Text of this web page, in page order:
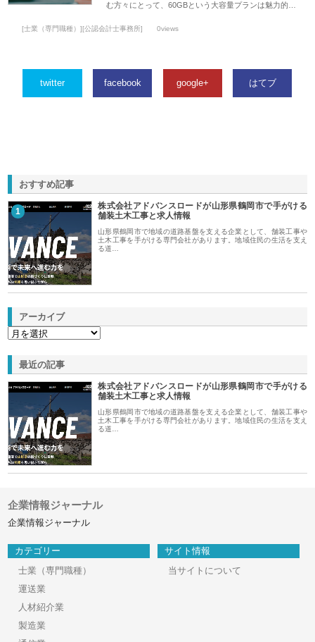
む方々にとって、60GBという大容量プランは魅力的…
[士業（専門職種）][公認会計士事務所] 0views
twitter facebook google+ はてブ
おすすめ記事
1
株式会社アドバンスロードが山形県鶴岡市で手がける
舗装土木工事と求人情報
山形県鶴岡市で地域の道路基盤を支える企業として、舗装工事や
土木工事を手がける専門会社があります。地域住民の生活を支え
る道…
アーカイブ
最近の記事
株式会社アドバンスロードが山形県鶴岡市で手がける
舗装土木工事と求人情報
山形県鶴岡市で地域の道路基盤を支える企業として、舗装工事や
土木工事を手がける専門会社があります。地域住民の生活を支え
る道…
企業情報ジャーナル
企業情報ジャーナル
カテゴリー
士業（専門職種）
運送業
人材紹介業
製造業
サイト情報
当サイトについて